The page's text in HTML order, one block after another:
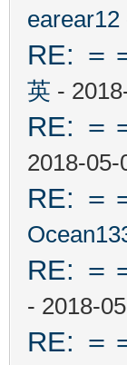
earear12
RE: ＝
英 -
RE: ＝
2018-05-
RE: ＝
RE: ＝
- 2018-
RE: ＝